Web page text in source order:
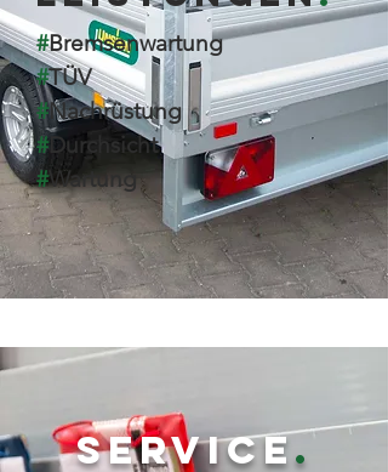
#Bremsenwartung
#TÜV
#Nachrüstung
#Durchsicht
#Wartung
SERVICE.